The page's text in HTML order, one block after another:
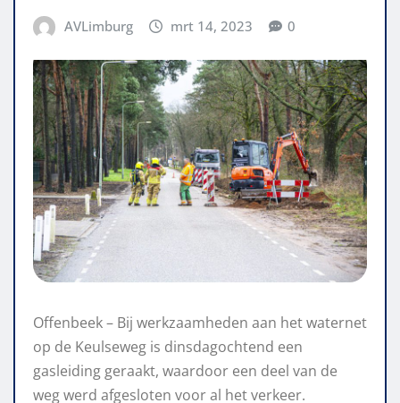
AVLimburg mrt 14, 2023 0
Offenbeek – Bij werkzaamheden aan het waternet
op de Keulseweg is dinsdagochtend een
gasleiding geraakt, waardoor een deel van de
weg werd afgesloten voor al het verkeer.